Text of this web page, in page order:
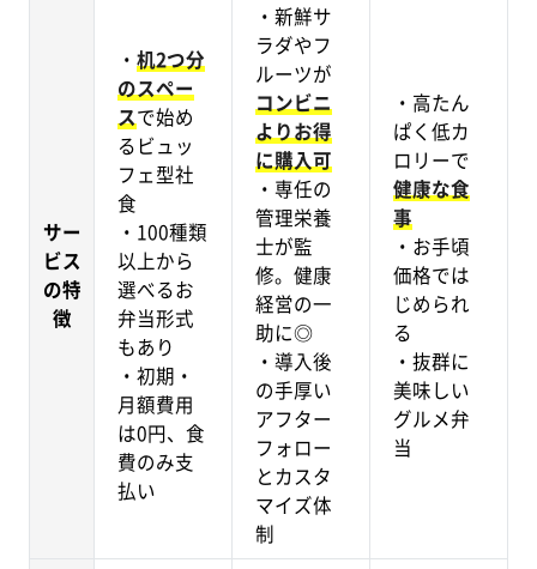
サー
ビス
の特
徴
・机2つ分
のスペー
スで始め
るビュッ
フェ型社
食
・100種類
以上から
選べるお
弁当形式
もあり
・初期・
月額費用
は0円、食
費のみ支
払い
・新鮮サ
ラダやフ
ルーツが
コンビニ
よりお得
に購入可
・専任の
管理栄養
士が監
修。健康
経営の一
助に◎
・導入後
の手厚い
アフター
フォロー
とカスタ
マイズ体
制
・高たん
ぱく低カ
ロリーで
健康な食
事
・お手頃
価格では
じめられ
る
・抜群に
美味しい
グルメ弁
当